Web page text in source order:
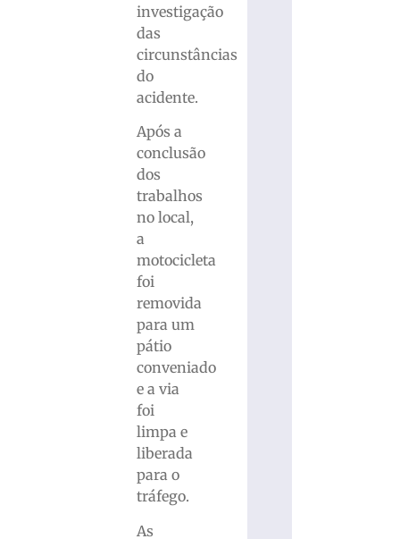
investigação
das
circunstâncias
do
acidente.
Após a
conclusão
dos
trabalhos
no local,
a
motocicleta
foi
removida
para um
pátio
conveniado
e a via
foi
limpa e
liberada
para o
tráfego.
As